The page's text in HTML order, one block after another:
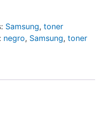
Samsung, toner
negro, Samsung, toner